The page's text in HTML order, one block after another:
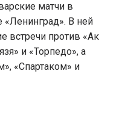
матчи в
В ней
против «Ак
и «Торпедо», а
«Спартаком» и